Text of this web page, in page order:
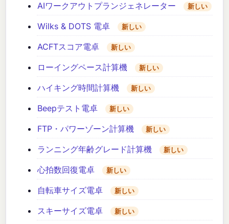
AIワークアウトプランジェネレーター 新しい
Wilks & DOTS 電卓 新しい
ACFTスコア電卓 新しい
ローイングペース計算機 新しい
ハイキング時間計算機 新しい
Beepテスト電卓 新しい
FTP・パワーゾーン計算機 新しい
ランニング年齢グレード計算機 新しい
心拍数回復電卓 新しい
自転車サイズ電卓 新しい
スキーサイズ電卓 新しい